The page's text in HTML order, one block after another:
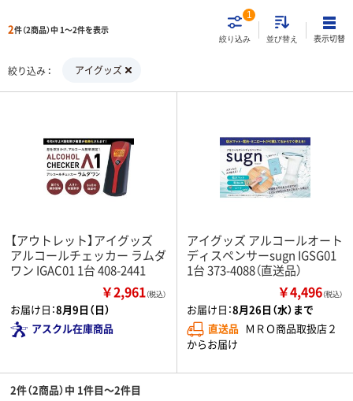
2件（2商品）中 1～2件を表示
絞り込み
1
並び替え 表示切替
絞り込み アイグッズ
【アウトレット】アイグッズ
アルコールチェッカー ラムダ
ワン IGAC01 1台 408-2441
￥2,961（税込）
お届け日：8月9日（日）
アスクル在庫商品
アイグッズ アルコールオート
ディスペンサーsugn IGSG01
1台 373-4088（直送品）
￥4,496（税込）
お届け日：8月26日（水）まで
直送品 ＭＲＯ商品取扱店２
からお届け
2件（2商品）中 1件目～2件目